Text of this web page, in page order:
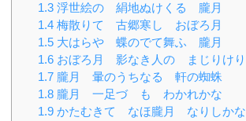
1.3 浮世絵の 絹地ぬけくる 朧月
1.4 梅散りて 古郷寒し おぼろ月
1.5 大はらや 蝶のでて舞ふ 朧月
1.6 おぼろ月 影なき人の まじりけり
1.7 朧月 暈のうちなる 軒の蜘蛛
1.8 朧月 一足づゝも わかれかな
1.9 かたむきて なほ朧月 なりしかな